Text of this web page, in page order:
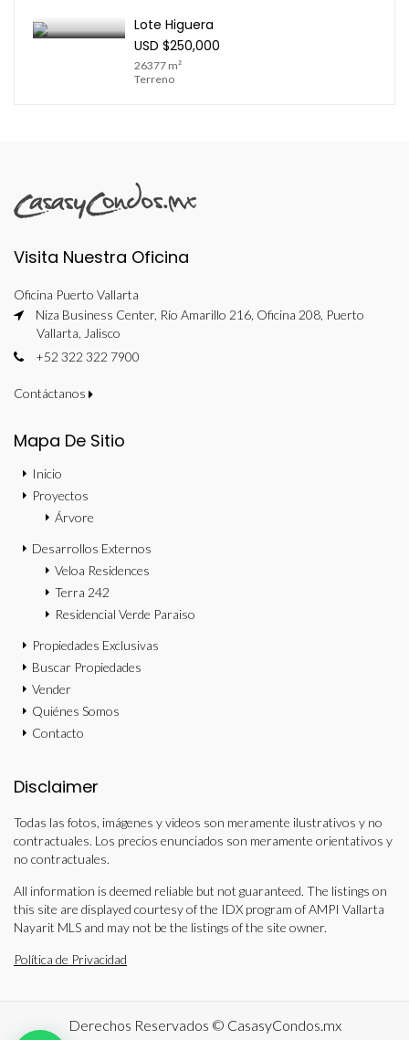
Lote Higuera
USD $250,000
26377 m²
Terreno
Visita Nuestra Oficina
Oficina Puerto Vallarta
Niza Business Center, Río Amarillo 216, Oficina 208, Puerto
Vallarta, Jalisco
+52 322 322 7900
Contáctanos
Mapa De Sitio
Inicio
Proyectos
Árvore
Desarrollos Externos
Veloa Residences
Terra 242
Residencial Verde Paraiso
Propiedades Exclusivas
Buscar Propiedades
Vender
Quiénes Somos
Contacto
Disclaimer
Todas las fotos, imágenes y videos son meramente ilustrativos y no
contractuales. Los precios enunciados son meramente orientativos y
no contractuales.
All information is deemed reliable but not guaranteed. The listings on
this site are displayed courtesy of the IDX program of AMPI Vallarta
Nayarit MLS and may not be the listings of the site owner.
Política de Privacidad
Derechos Reservados © CasasyCondos.mx